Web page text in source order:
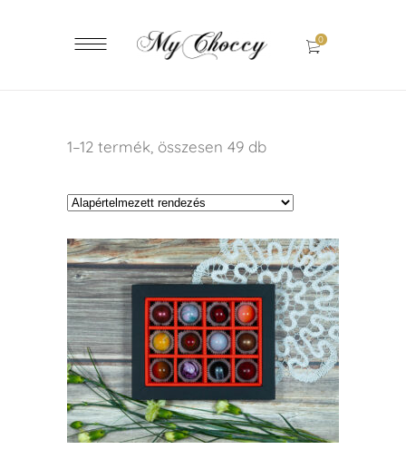
0
1–12 termék, összesen 49 db
KOSÁRBA TESZEM